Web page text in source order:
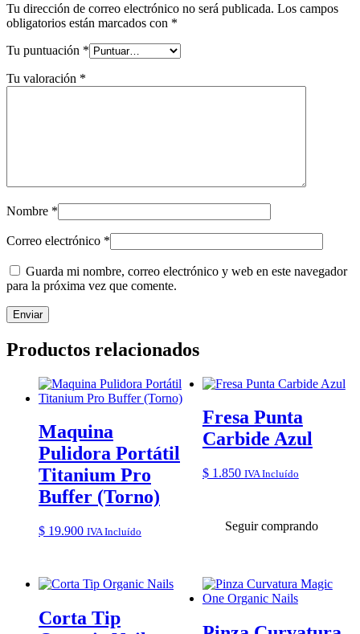
Tu dirección de correo electrónico no será publicada. Los campos
obligatorios están marcados con *
Tu puntuación *
Tu valoración *
Nombre *
Correo electrónico *
Guarda mi nombre, correo electrónico y web en este navegador
para la próxima vez que comente.
Productos relacionados
Maquina
Pulidora Portátil
Titanium Pro
Buffer (Torno)
$ 19.900 IVA Incluído
Fresa Punta
Carbide Azul
$1.850 IVA Incluído
Corta Tip
Seguir comprando